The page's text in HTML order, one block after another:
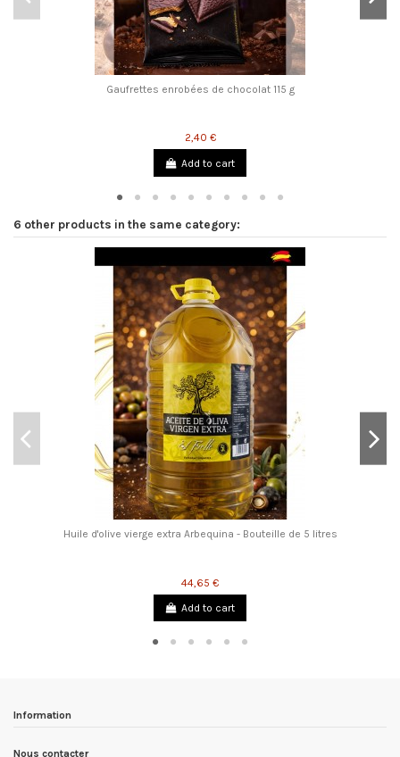
Gaufrettes enrobées de chocolat 115 g
2,40 €
Add to cart
6 other products in the same category:
Huile d'olive vierge extra Arbequina - Bouteille de 5 litres
44,65 €
Add to cart
Information
Nous contacter